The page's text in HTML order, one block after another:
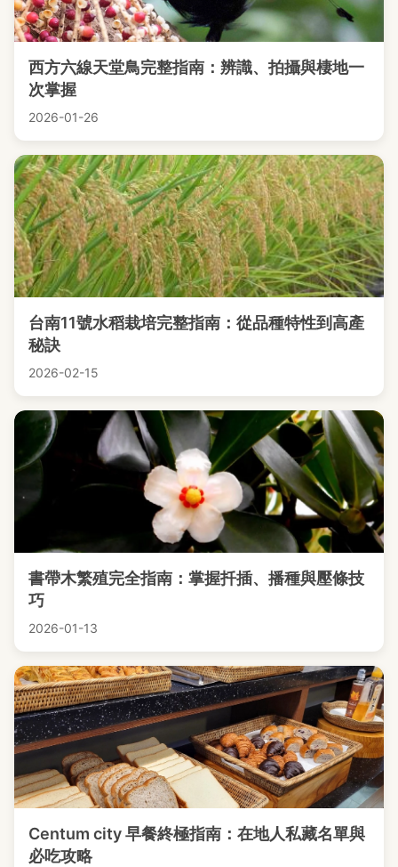
西方六線天堂鳥完整指南：辨識、拍攝與棲地一
次掌握
2026-01-26
台南11號水稻栽培完整指南：從品種特性到高產
秘訣
2026-02-15
書帶木繁殖完全指南：掌握扦插、播種與壓條技
巧
2026-01-13
Centum city 早餐終極指南：在地人私藏名單與
必吃攻略